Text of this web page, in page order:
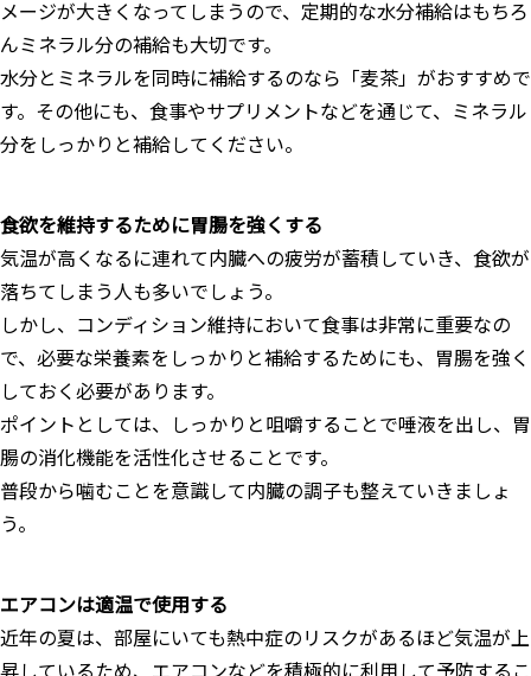
メージが大きくなってしまうので、定期的な水分補給はもちろ
んミネラル分の補給も大切です。
水分とミネラルを同時に補給するのなら「麦茶」がおすすめで
す。その他にも、食事やサプリメントなどを通じて、ミネラル
分をしっかりと補給してください。
食欲を維持するために胃腸を強くする
気温が高くなるに連れて内臓への疲労が蓄積していき、食欲が
落ちてしまう人も多いでしょう。
しかし、コンディション維持において食事は非常に重要なの
で、必要な栄養素をしっかりと補給するためにも、胃腸を強く
しておく必要があります。
ポイントとしては、しっかりと咀嚼することで唾液を出し、胃
腸の消化機能を活性化させることです。
普段から噛むことを意識して内臓の調子も整えていきましょ
う。
エアコンは適温で使用する
近年の夏は、部屋にいても熱中症のリスクがあるほど気温が上
昇しているため、エアコンなどを積極的に利用して予防するこ